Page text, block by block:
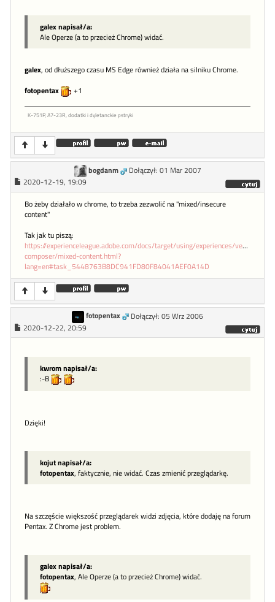
galex napisał/a:
Ale Operze (a to przecież Chrome) widać.
galex, od dłuższego czasu MS Edge również działa na silniku Chrome.
fotopentax
+1
K-751P, A7-23R, dodatki i dyletanckie pstryki
bogdanm
Dołączył: 01 Mar 2007
2020-12-19, 19:09
Bo żeby działało w chrome, to trzeba zezwolić na "mixed/insecure
content"
Tak jak tu piszą:
https://experienceleague.adobe.com/docs/target/using/experiences/vec/
composer/mixed-content.html?
lang=en#task_5448763B8DC941FD80F84041AEF0A14D
fotopentax
Dołączył: 05 Wrz 2006
2020-12-22, 20:59
kwrom napisał/a:
:-B
Dzięki!
kojut napisał/a:
fotopentax, faktycznie, nie widać. Czas zmienić przeglądarkę.
Na szczęście większość przeglądarek widzi zdjęcia, które dodaję na forum
Pentax. Z Chrome jest problem.
galex napisał/a:
fotopentax, Ale Operze (a to przecież Chrome) widać.